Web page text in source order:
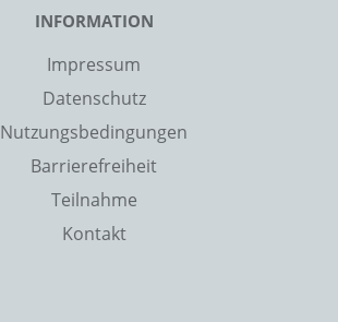
INFORMATION
Impressum
Datenschutz
Nutzungsbedingungen
Barrierefreiheit
Teilnahme
Kontakt